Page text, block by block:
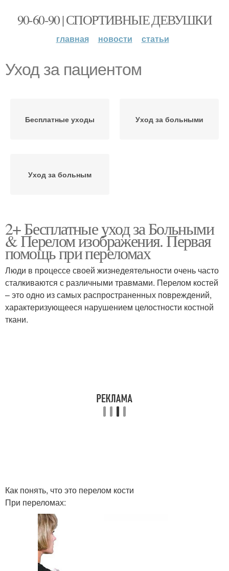
90-60-90 | СПОРТИВНЫЕ ДЕВУШКИ
главная новости статьи
Уход за пациентом
Бесплатные уходы Уход за больными
Уход за больным
2+ Бесплатные уход за Больными
& Перелом изображения. Первая
помощь при переломах
Люди в процессе своей жизнедеятельности очень часто
сталкиваются с различными травмами. Перелом костей
– это одно из самых распространенных повреждений,
характеризующееся нарушением целостности костной
ткани.
Как понять, что это перелом кости
При переломах: